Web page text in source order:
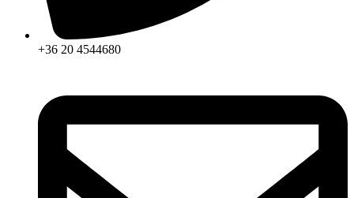
+36 20 4544680